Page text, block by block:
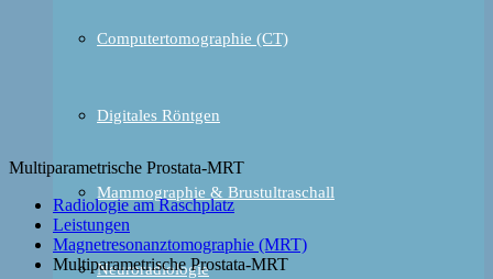
Computertomographie (CT)
Digitales Röntgen
Mammographie & Brustultraschall
Neuroradiologie
Multiparametrische Prostata-MRT
Radiologie am Raschplatz
Leistungen
Magnetresonanztomographie (MRT)
Multiparametrische Prostata-MRT